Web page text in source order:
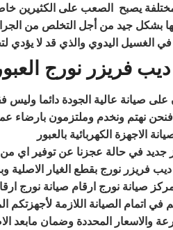
يصبح الصعب على الكثيرين
بشكل جيد من أجل التخلص من
فريزر نورج
صيانة عالية الجودة دائما وليس
نهتم ونخدم وملتزمون بارضاء
الاجهزة الكهربائية بالعبور
في حالة عجزنا عن توفير اي
فريزر نورج بقطع الغيار
صيانة نورج ارقام صيانة نورج
الصيانة اللازمة لأجهزتكم
المحددة وضمان مابعد